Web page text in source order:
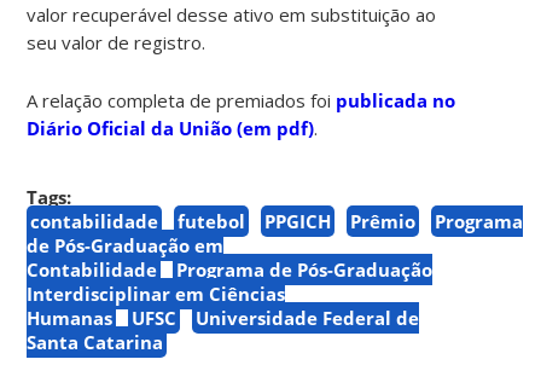
valor recuperável desse ativo em substituição ao
seu valor de registro.
A relação completa de premiados foi publicada no
Diário Oficial da União (em pdf).
Tags:
contabilidade
futebol PPGICH Prêmio
Programa
de Pós-Graduação em
Contabilidade
Programa de Pós-Graduação
Interdisciplinar em Ciências
Humanas
UFSC
Universidade Federal de
Santa Catarina